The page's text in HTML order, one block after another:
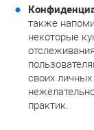
также
некоторые
своих
практик.